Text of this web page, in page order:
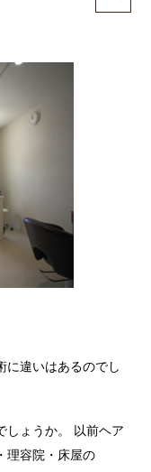
に違いはあるのでし
しょうか。 以前ヘア
理容院・床屋の